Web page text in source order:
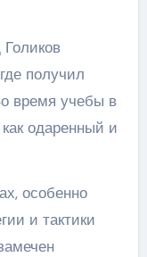
получил
время учебы в
одаренный и
особенно
и тактики